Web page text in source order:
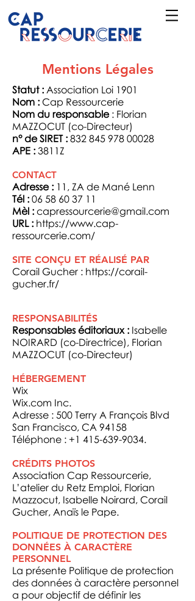
Mentions Légales
Statut : Association Loi 1901
Nom : Cap Ressourcerie
Nom du responsable: Florian
MAZZOCUT (co-Directeur)
n° de SIRET : 832 845 978 00028
APE : 3811Z
CONTACT
Adresse : 11, ZA de Mané Lenn
Tél : 06 58 60 37 11
Mèl : capressourcerie@gmail.com
URL : https://www.cap-
ressourcerie.com/
SITE CONÇU ET RÉALISÉ PAR
Corail Gucher : https://corail-
gucher.fr/
RESPONSABILITÉS
Responsables éditoriaux : Isabelle
NOIRARD (co-Directrice), Florian
MAZZOCUT (co-Directeur)
HÉBERGEMENT
Wix
Wix.com Inc.
Adresse : 500 Terry A François Blvd
San Francisco, CA 94158
Téléphone : +1 415-639-9034.
CRÉDITS PHOTOS
Association Cap Ressourcerie,
L’atelier du Retz Emploi, Florian
Mazzocut, Isabelle Noirard, Corail
Gucher, Anaïs le Pape.
POLITIQUE DE PROTECTION DES
DONNÉES À CARACTÈRE
PERSONNEL
La présente Politique de protection
des données à caractère personnel
a pour objectif de définir les